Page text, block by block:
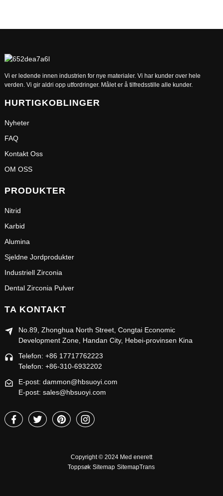
Vi er ledende innen industrien for nye materialer. Vi har kunder over hele
verden. Vi gir aldri opp utfordringer. Målet er å tilfredsstille alle kunder.
HURTIGKOBLINGER
Nyheter
FAQ
Kontakt Oss
OM OSS
PRODUKTER
Nitrid
Karbid
Alumina
Sjeldne Jordprodukter
Industriell Zirconia
Dental Zirconia Pulver
TA KONTAKT
No.89, Zhonghua North Street, Congtai Economic
Development Zone, Handan City, Hebei-provinsen Kina
Telefon: +86 17717762223
Telefon: +86-310-6932202
E-post: dammon@hbsuoyi.com
E-post: sales@hbsuoyi.com
Copyright © 2024 Med enerett
Toppsøk Sitemap SitemapTrans